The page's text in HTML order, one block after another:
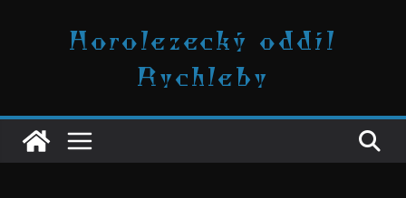
Horolezecký oddíl
Rychleby